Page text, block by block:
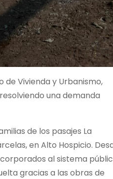
Vivienda y Urbanismo,
una demanda
de los pasajes La
en Alto Hospicio.
al sistema
gracias a las obras de